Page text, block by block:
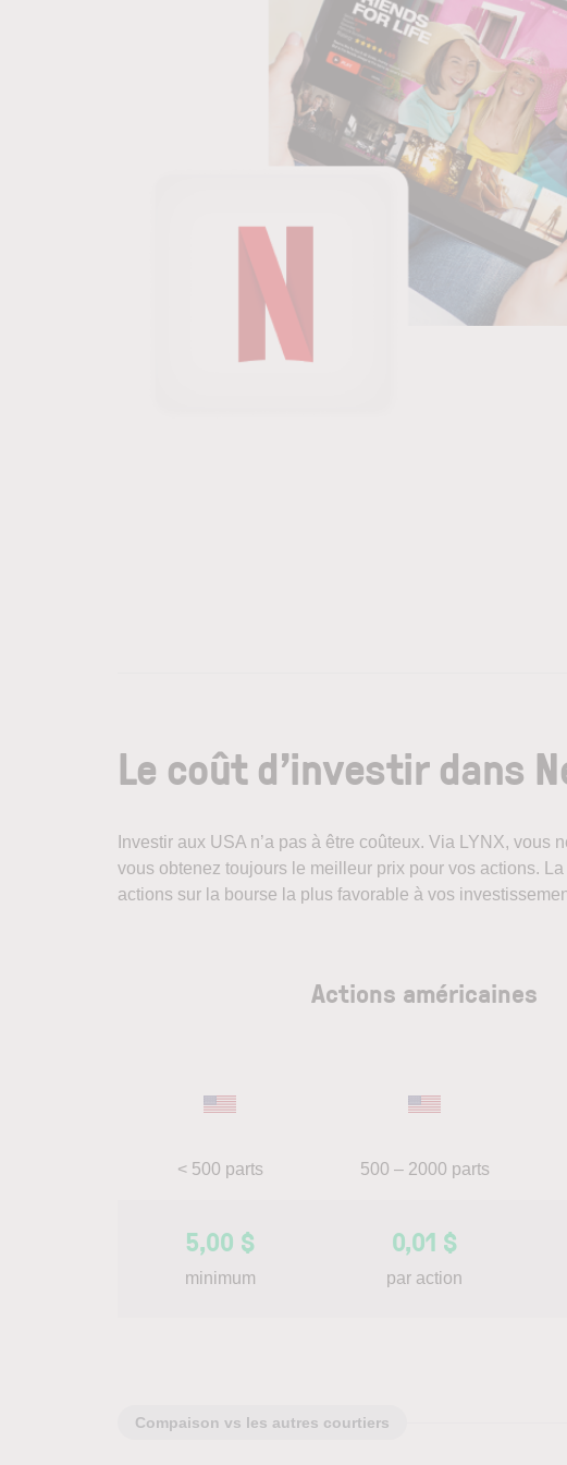
Le coût d’investir dans
Investir aux USA n’a pas à être coûteux. Via LYNX,
vous obtenez toujours le meilleur prix pour vos actions.
actions sur la bourse la plus favorable à vos
Actions américaines
< 500 parts
5,00 $
minimum
500 – 2000 parts
0,01 $
par action
Compaison vs les autres courtiers